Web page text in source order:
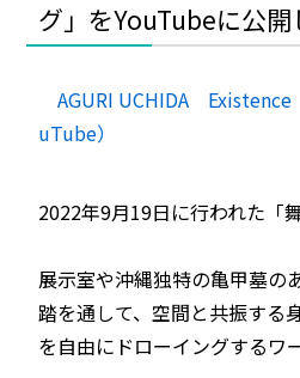
グ」をYouTubeに公開
AGURI UCHIDA
uTube）
2022年9月19日に行われた「
展示室や沖縄独特の亀甲墓の
踏を通して、空間と共振する
を自由にドローイングするワ